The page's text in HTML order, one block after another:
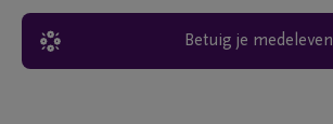
Betuig je medeleven